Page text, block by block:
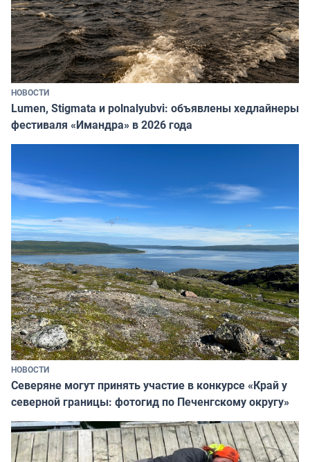
НОВОСТИ
Lumen, Stigmata и polnalyubvi: объявлены хедлайнеры
фестиваля «Имандра» в 2026 года
НОВОСТИ
Северяне могут принять участие в конкурсе «Край у
северной границы: фотогид по Печенгскому округу»